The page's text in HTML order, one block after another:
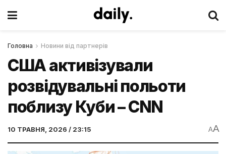
Головна Новини від партнерів
США активізували
розвідувальні польоти
поблизу Куби – CNN
10 ТРАВНЯ, 2026 / 23:15 AA